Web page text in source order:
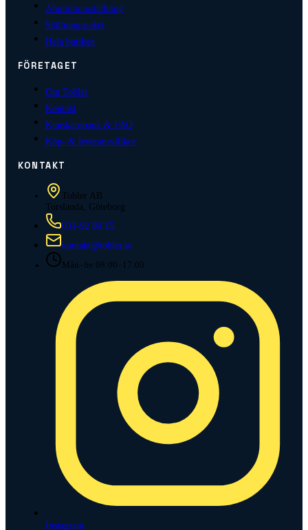
Aluminiumställning
Ställningspaket
Hela butiken
FÖRETAGET
Om Tobler
Kontakt
Kunskapsbank & FAQ
Köp- & leveransvillkor
KONTAKT
Tobler AB
Torslanda, Göteborg
031-92 80 15
kontakt@tobler.se
Mån–fre 08:00–17:00
Instagram